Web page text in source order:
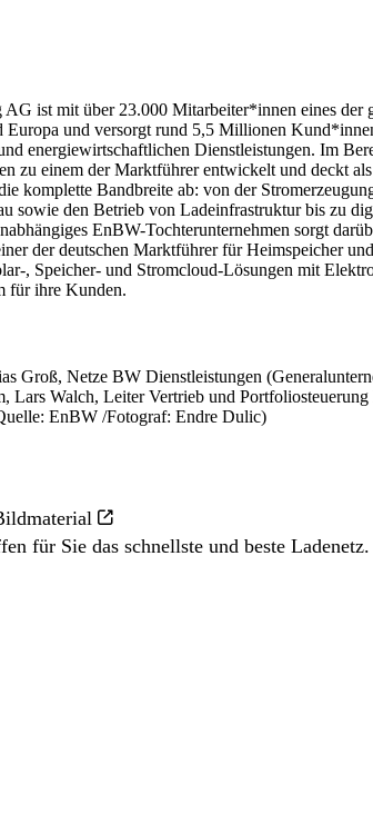
ist mit über 23.000 Mitarbeiter*innen eines der
Europa und versorgt rund 5,5 Millionen
energiewirtschaftlichen Dienstleistungen. Im
zu einem der Marktführer entwickelt und deckt
komplette Bandbreite ab: von der
sowie den Betrieb von Ladeinfrastruktur bis zu
EnBW-Tochterunternehmen sorgt
der deutschen Marktführer für Heimspeicher
, Speicher- und Stromcloud-Lösungen mit
für ihre Kunden.
Groß, Netze BW Dienstleistungen
Lars Walch, Leiter Vertrieb und
EnBW /Fotograf: Endre Dulic)
für Sie das schnellste und beste Ladenetz.